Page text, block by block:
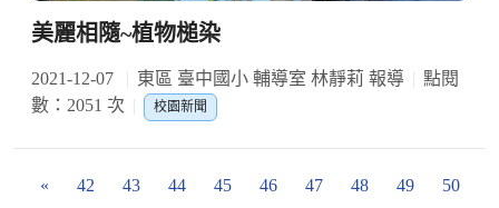
美麗相隨~植物槌染
2021-12-07 東區 臺中國小 輔導室 林靜莉 報導
點閱
數：2051 次
校園新聞
« 42 43 44 45 46 47 48 49 50